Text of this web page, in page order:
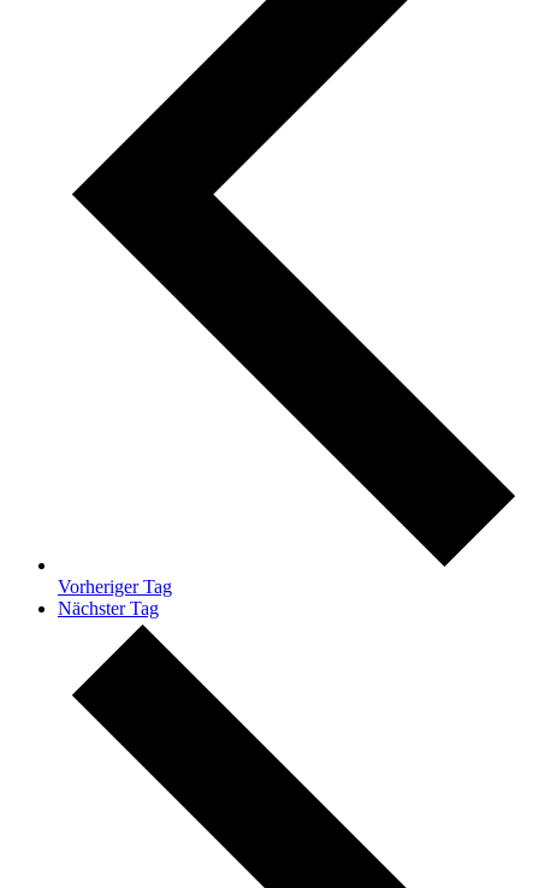
Vorheriger Tag
Nächster Tag